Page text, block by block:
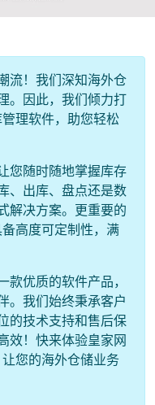
流！我们深知海外仓
。因此，我们倾力打
理软件，助您轻松
您随时随地掌握库存
、出库、盘点还是数
解决方案。更重要的
高度可定制性，满
优质的软件产品，
。我们始终秉承客户
的技术支持和售后保
效！快来体验皇家网
您的海外仓储业务